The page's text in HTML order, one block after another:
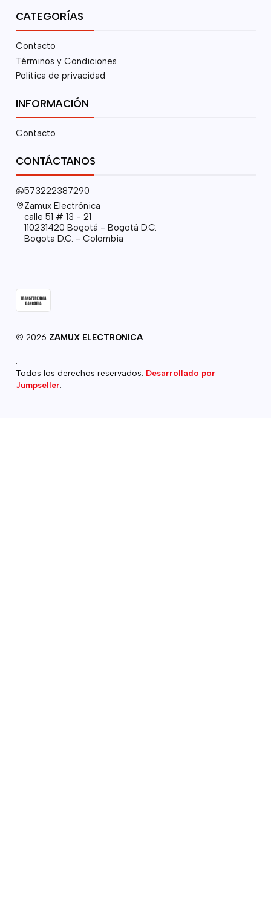
CATEGORÍAS
Contacto
Términos y Condiciones
Política de privacidad
INFORMACIÓN
Contacto
CONTÁCTANOS
573222387290
Zamux Electrónica
calle 51 # 13 - 21
110231420 Bogotá - Bogotá D.C.
Bogota D.C. - Colombia
2026 ZAMUX ELECTRONICA
Todos los derechos reservados. Desarrollado por
Jumpseller